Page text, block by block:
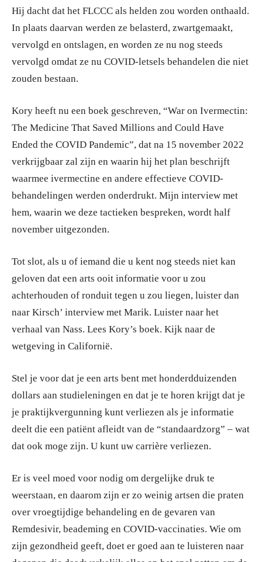
Hij dacht dat het FLCCC als helden zou worden onthaald.
In plaats daarvan werden ze belasterd, zwartgemaakt,
vervolgd en ontslagen, en worden ze nu nog steeds
vervolgd omdat ze nu COVID-letsels behandelen die niet
zouden bestaan.
Kory heeft nu een boek geschreven, “War on Ivermectin:
The Medicine That Saved Millions and Could Have
Ended the COVID Pandemic”, dat na 15 november 2022
verkrijgbaar zal zijn en waarin hij het plan beschrijft
waarmee ivermectine en andere effectieve COVID-
behandelingen werden onderdrukt. Mijn interview met
hem, waarin we deze tactieken bespreken, wordt half
november uitgezonden.
Tot slot, als u of iemand die u kent nog steeds niet kan
geloven dat een arts ooit informatie voor u zou
achterhouden of ronduit tegen u zou liegen, luister dan
naar Kirsch’ interview met Marik. Luister naar het
verhaal van Nass. Lees Kory’s boek. Kijk naar de
wetgeving in Californië.
Stel je voor dat je een arts bent met honderdduizenden
dollars aan studieleningen en dat je te horen krijgt dat je
je praktijkvergunning kunt verliezen als je informatie
deelt die een patiënt afleidt van de “standaardzorg” – wat
dat ook moge zijn. U kunt uw carrière verliezen.
Er is veel moed voor nodig om dergelijke druk te
weerstaan, en daarom zijn er zo weinig artsen die praten
over vroegtijdige behandeling en de gevaren van
Remdesivir, beademing en COVID-vaccinaties. Wie om
zijn gezondheid geeft, doet er goed aan te luisteren naar